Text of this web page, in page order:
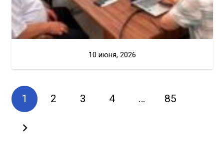
10 июня, 2026
1 2 3 4 … 85